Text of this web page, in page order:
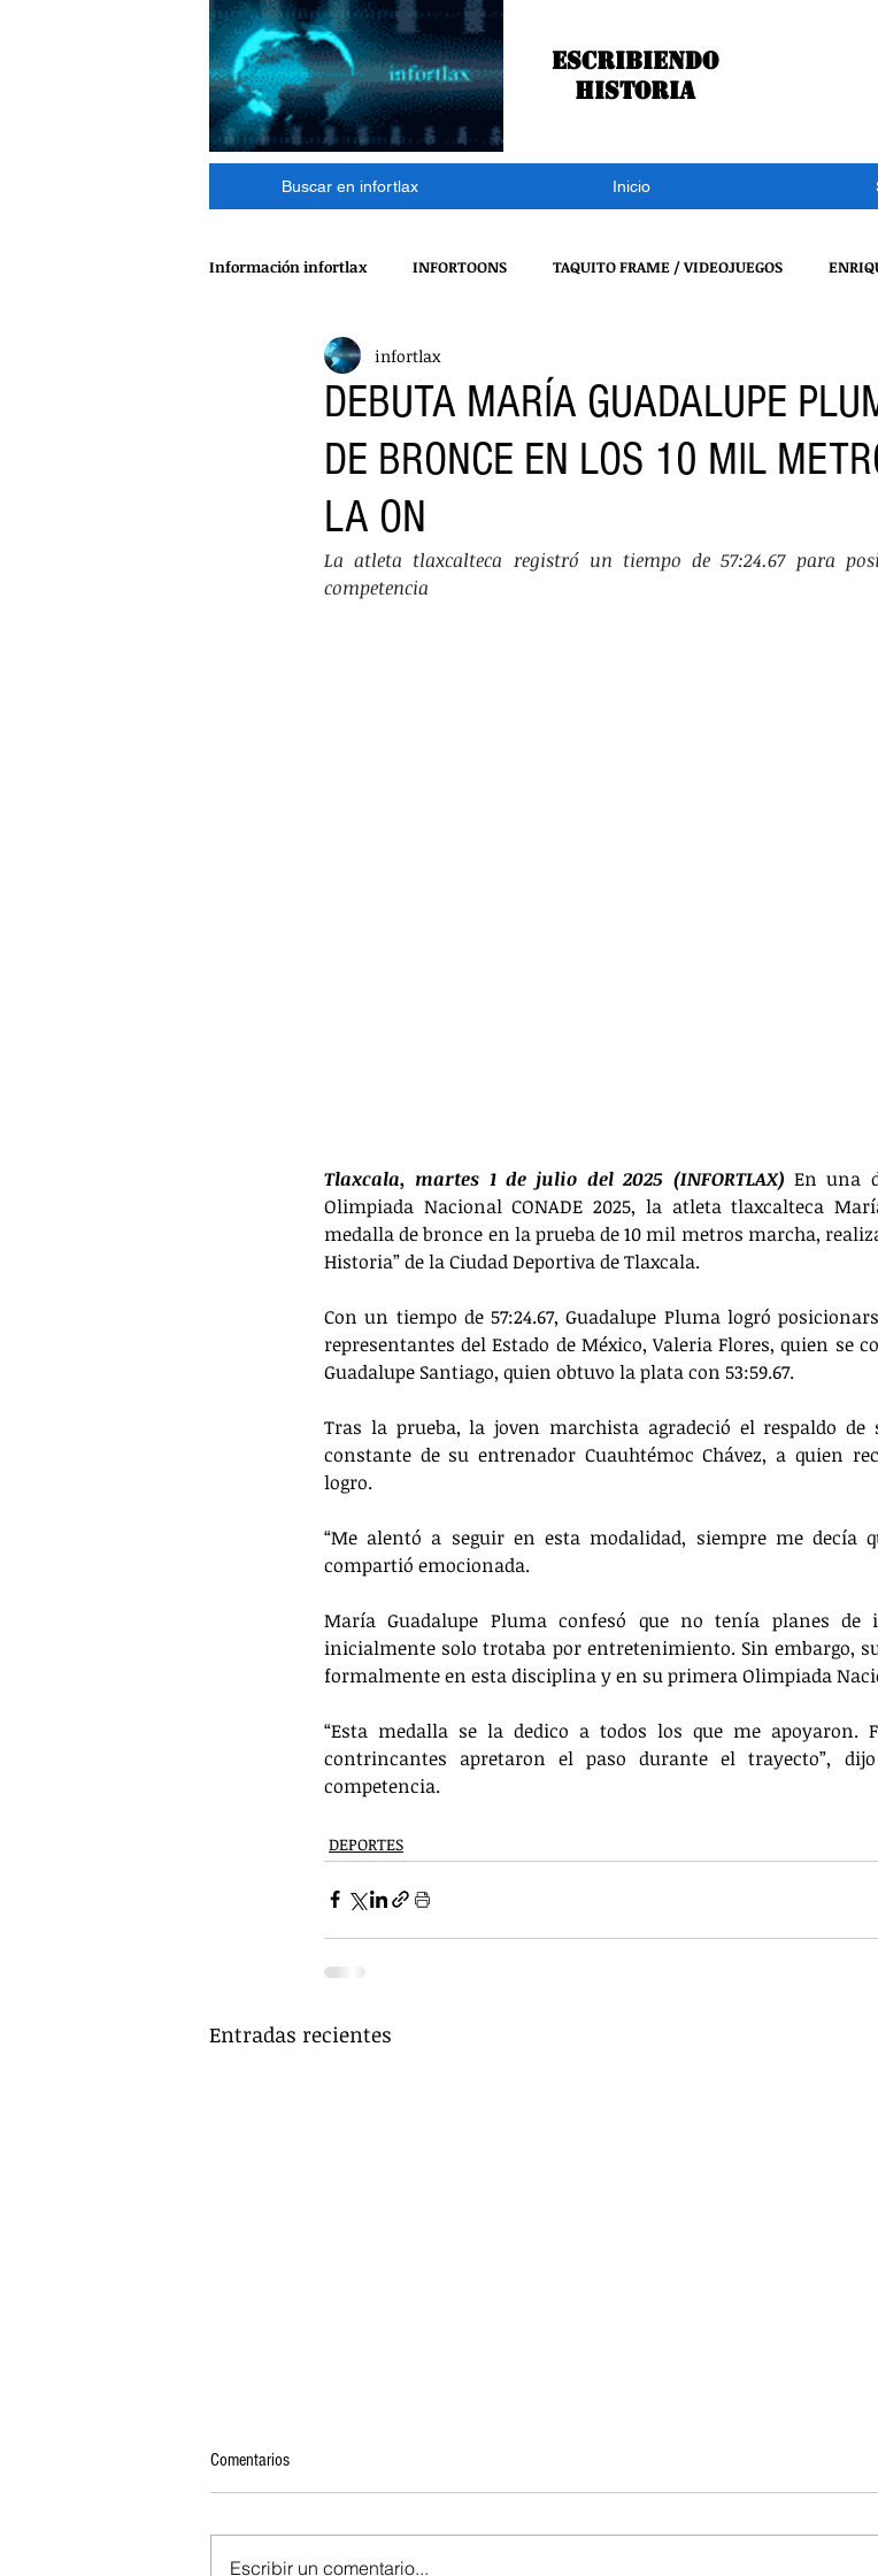
Buscar en infortlax Inicio
Escribiendo
historia
Información infortlax INFORTOONS TAQUITO FRAME / VIDEOJUEGOS
ESPECTACULOS CINE
INTERNACIONAL REFLEXIONES DE UN BURRO VIDEOJUEGOS
DEBUTA MARÍA GUADALUPE
DE BRONCE EN LOS 10 MIL
LA ON
infortlax
La atleta tlaxcalteca registró un tiempo de 57:24.67 para
competencia
Tlaxcala, martes 1 de julio del 2025 (INFORTLAX) En una
Olimpiada Nacional CONADE 2025, la atleta tlaxcalteca
medalla de bronce en la prueba de 10 mil metros marcha,
Historia” de la Ciudad Deportiva de Tlaxcala.
Con un tiempo de 57:24.67, Guadalupe Pluma logró
representantes del Estado de México, Valeria Flores, quien se
Guadalupe Santiago, quien obtuvo la plata con 53:59.67.
Tras la prueba, la joven marchista agradeció el respaldo
constante de su entrenador Cuauhtémoc Chávez, a quien
logro.
“Me alentó a seguir en esta modalidad, siempre me decía
compartió emocionada.
María Guadalupe Pluma confesó que no tenía planes
inicialmente solo trotaba por entretenimiento. Sin embargo,
formalmente en esta disciplina y en su primera Olimpiada
“Esta medalla se la dedico a todos los que me apoyaron.
contrincantes apretaron el paso durante el trayecto”,
competencia.
DEPORTES
Entradas recientes
Comentarios
Escribir un comentario...